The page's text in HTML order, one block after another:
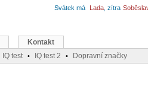
Svátek má Lada , zítra
Kontakt
IQ test • IQ test 2 • Dopravní značky